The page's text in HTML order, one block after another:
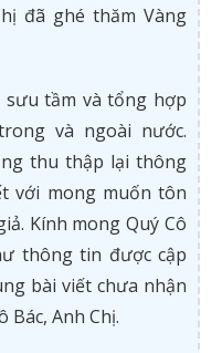
đã ghé thăm Vàng
tầm và tổng hợp
và ngoài nước.
thu thập lại thông
với mong muốn tôn
Kính mong Quý Cô
thông tin được cập
bài viết chưa nhận
Bác, Anh Chị.